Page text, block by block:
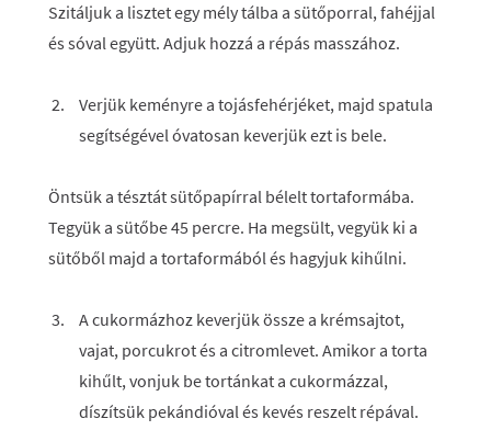
Szitáljuk a lisztet egy mély tálba a sütőporral, fahéjjal
és sóval együtt. Adjuk hozzá a répás masszához.
Verjük keményre a tojásfehérjéket, majd spatula
segítségével óvatosan keverjük ezt is bele.
Öntsük a tésztát sütőpapírral bélelt tortaformába.
Tegyük a sütőbe 45 percre. Ha megsült, vegyük ki a
sütőből majd a tortaformából és hagyjuk kihűlni.
A cukormázhoz keverjük össze a krémsajtot,
vajat, porcukrot és a citromlevet. Amikor a torta
kihűlt, vonjuk be tortánkat a cukormázzal,
díszítsük pekándióval és kevés reszelt répával.